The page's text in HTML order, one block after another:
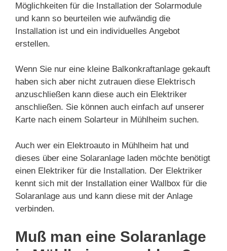
Möglichkeiten für die Installation der Solarmodule
und kann so beurteilen wie aufwändig die
Installation ist und ein individuelles Angebot
erstellen.
Wenn Sie nur eine kleine Balkonkraftanlage gekauft
haben sich aber nicht zutrauen diese Elektrisch
anzuschließen kann diese auch ein Elektriker
anschließen. Sie können auch einfach auf unserer
Karte nach einem Solarteur in Mühlheim suchen.
Auch wer ein Elektroauto in Mühlheim hat und
dieses über eine Solaranlage laden möchte benötigt
einen Elektriker für die Installation. Der Elektriker
kennt sich mit der Installation einer Wallbox für die
Solaranlage aus und kann diese mit der Anlage
verbinden.
Muß man eine Solaranlage